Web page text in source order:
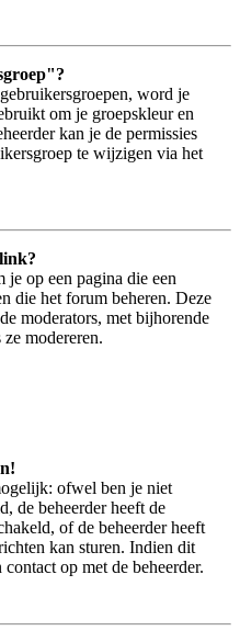
word je
om je groepskleur en
kan je de permissies
te wijzigen via het
op een pagina die een
die het forum beheren. Deze
moderators, met bijhorende
modereren.
ofwel ben je niet
de beheerder heeft de
of de beheerder heeft
kan sturen. Indien dit
op met de beheerder.